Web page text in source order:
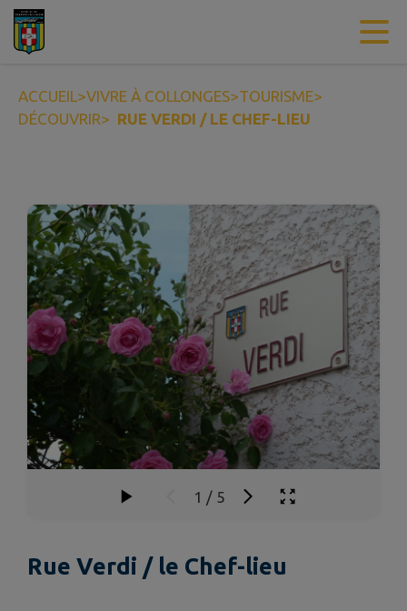
Contenu
ACCUEIL>VIVRE À COLLONGES>TOURISME>
DÉCOUVRIR> RUE VERDI / LE CHEF-LIEU
1 / 5
Rue Verdi / le Chef-lieu